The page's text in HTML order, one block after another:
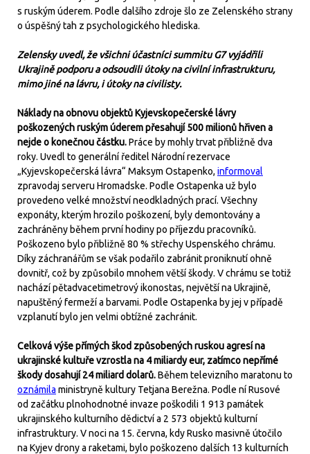
s ruským úderem. Podle dalšího zdroje šlo ze Zelenského strany
o úspěšný tah z psychologického hlediska.
Zelensky uvedl, že všichni účastníci summitu G7 vyjádřili
Ukrajině podporu a odsoudili útoky na civilní infrastrukturu,
mimo jiné na lávru, i útoky na civilisty.
Náklady na obnovu objektů Kyjevskopečerské lávry
poškozených ruským úderem přesahují 500 milionů hřiven a
nejde o konečnou částku.Práce by mohly trvat přibližně dva
roky. Uvedl to generální ředitel Národní rezervace
„Kyjevskopečerská lávra“ Maksym Ostapenko, informoval
zpravodaj serveru Hromadske. Podle Ostapenka už bylo
provedeno velké množství neodkladných prací. Všechny
exponáty, kterým hrozilo poškození, byly demontovány a
zachráněny během první hodiny po příjezdu pracovníků.
Poškozeno bylo přibližně 80 % střechy Uspenského chrámu.
Díky záchranářům se však podařilo zabránit proniknutí ohně
dovnitř, což by způsobilo mnohem větší škody. V chrámu se totiž
nachází pětadvacetimetrový ikonostas, největší na Ukrajině,
napuštěný fermeží a barvami. Podle Ostapenka by jej v případě
vzplanutí bylo jen velmi obtížné zachránit.
Celková výše přímých škod způsobených ruskou agresí na
ukrajinské kultuře vzrostla na 4 miliardy eur, zatímco nepřímé
škody dosahují 24 miliard dolarů.Během televizního maratonu to
oznámila ministryně kultury Tetjana Berežna. Podle ní Rusové
od začátku plnohodnotné invaze poškodili 1 913 památek
ukrajinského kulturního dědictví a 2 573 objektů kulturní
infrastruktury. V noci na 15. června, kdy Rusko masivně útočilo
na Kyjev drony a raketami, bylo poškozeno dalších 13 kulturních